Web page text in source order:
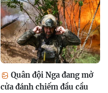
Quân đội Nga đang mở
cửa đánh chiếm đầu cầu